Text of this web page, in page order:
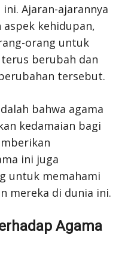
Ajaran-ajarannya
kehidupan,
orang untuk
berubah dan
tersebut.
bahwa agama
kedamaian bagi
ini juga
untuk memahami
mereka di dunia ini.
Agama